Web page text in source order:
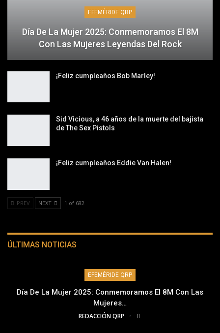
EFEMÉRIDE QRP
Día De La Mujer 2025: Conmemoramos El 8M
Con Las Mujeres Leyendas Del Rock
¡Feliz cumpleaños Bob Marley!
Sid Vicious, a 46 años de la muerte del bajista
de The Sex Pistols
¡Feliz cumpleaños Eddie Van Halen!
PREV NEXT 1 of 682
ÚLTIMAS NOTICIAS
EFEMÉRIDE QRP
Día De La Mujer 2025: Conmemoramos El 8M Con Las
Mujeres…
REDACCIÓN QRP